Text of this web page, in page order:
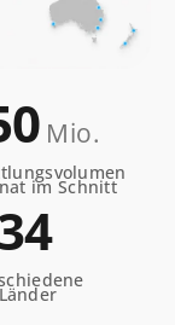
Mio.
im Schnitt